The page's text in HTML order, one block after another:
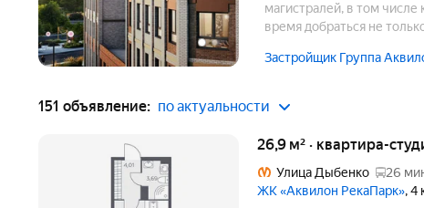
магистралей, в том
время добраться не
Застройщик Группа
151 объявление: по актуальности
26,9 м² · квартира-
Улица Дыбенко
26
ЖК «Аквилон РекаПарк», 4